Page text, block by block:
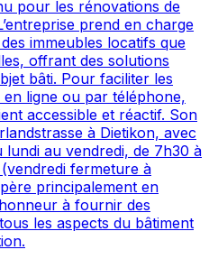
pour les rénovations de
prend en charge
immeubles locatifs que
offrant des solutions
bâti. Pour faciliter les
ligne ou par téléphone,
accessible et réactif. Son
à Dietikon, avec
lundi au vendredi, de 7h30 à
fermeture à
principalement en
à fournir des
les aspects du bâtiment